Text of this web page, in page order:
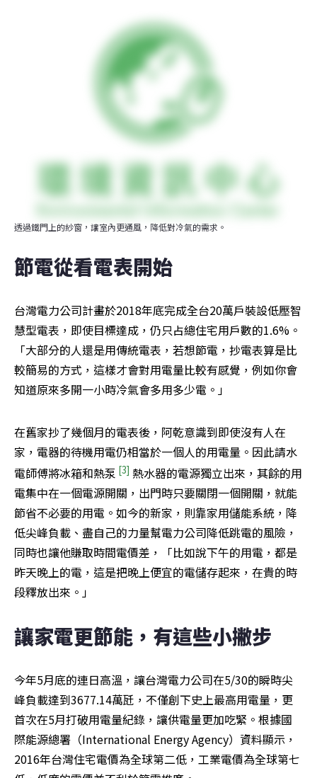
透過鐵門上的紗窗，讓室內更通風，降低對冷氣的需求。
節電從看電表開始
台灣電力公司計畫於2018年底完成全台20萬戶裝設低壓智
慧型電表，即使目標達成，仍只占總住宅用戶數的1.6%。
「大部分的人還是用傳統電表，若想節電，抄電表算是比
較簡易的方式，這樣才會對用電量比較有感覺，例如你會
知道原來多開一小時冷氣會多用多少電。」
在舊家抄了幾個月的電表後，阿乾意識到即使沒有人在
家，電器的待機用電仍相當於一個人的用電量。因此請水
電師傅將冰箱和熱泵 [3] 熱水器的電源獨立出來，其餘的用
電集中在一個電源開關，出門時只要關閉一個開關，就能
節省不必要的用電。如今的新家，則靠家用儲能系統，降
低尖峰負載、盡自己的力量幫電力公司降低跳電的風險，
同時也讓他賺取時間電價差，「比如說下午的用電，都是
昨天晚上的電，這是把晚上便宜的電儲存起來，在貴的時
段釋放出來。」
讓家電更節能，有這些小撇步
今年5月底的連日高溫，讓台灣電力公司在5/30的瞬時尖
峰負載達到3677.14萬瓩，不僅創下史上最高用電量，更
首次在5月打破用電量紀錄，讓供電量更加吃緊。根據國
際能源總署（International Energy Agency）資料顯示，
2016年台灣住宅電價為全球第二低，工業電價為全球第七